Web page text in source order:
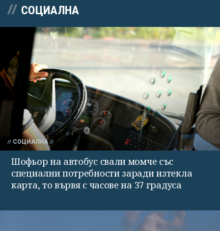
СОЦИАЛНА
СОЦИАЛНА
Шофьор на автобус свали момче със
специални потребности заради изтекла
карта, то вървя с часове на 37 градуса